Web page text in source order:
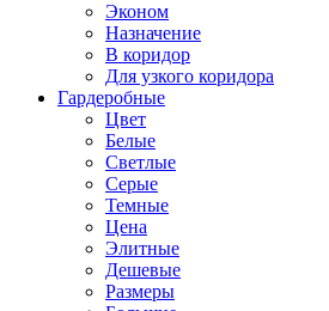
Эконом
Назначение
В коридор
Для узкого коридора
Гардеробные
Цвет
Белые
Светлые
Серые
Темные
Цена
Элитные
Дешевые
Размеры